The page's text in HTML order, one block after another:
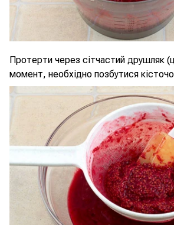
Протерти через сітчастий друшляк
момент, необхідно позбутися